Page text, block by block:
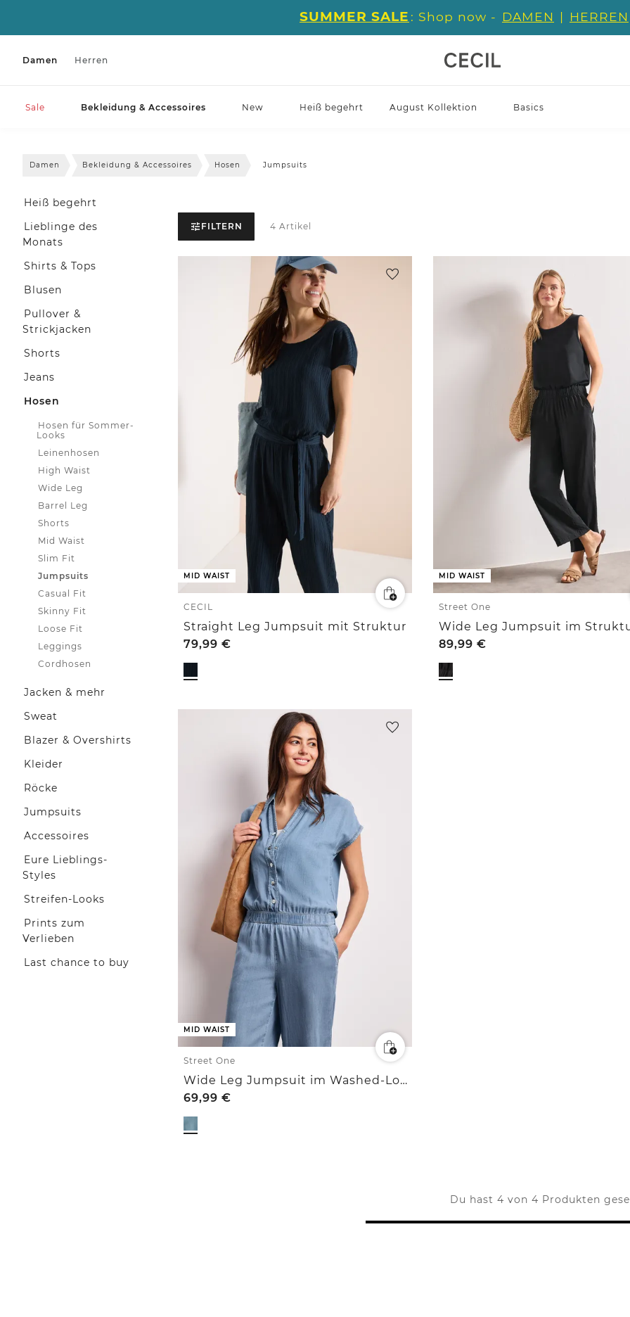
SUMMER SALE : Shop now - DAMEN | HERREN
Damen Herren
Sale Bekleidung & Accessoires New Heiß begehrt August Kollektion Basics
Damen Bekleidung & Accessoires Hosen Jumpsuits
Heiß begehrt
Lieblinge des
Monats
Shirts & Tops
Blusen
Pullover &
Strickjacken
Shorts
Jeans
Hosen
Hosen für Sommer-
Looks
Leinenhosen
High Waist
Wide Leg
Barrel Leg
Shorts
Mid Waist
Slim Fit
Jumpsuits
Casual Fit
Skinny Fit
Loose Fit
Leggings
Cordhosen
Jacken & mehr
Sweat
Blazer & Overshirts
Kleider
Röcke
Jumpsuits
Accessoires
Eure Lieblings-
Styles
Streifen-Looks
Prints zum
Verlieben
Last chance to buy
FILTERN 4 Artikel
MID WAIST
CECIL
Straight Leg Jumpsuit mit Struktur
79,99€
MID WAIST
Street One
Wide Leg Jumpsuit im
89,99€
MID WAIST
Street One
Wide Leg Jumpsuit im Washed-Look
69,99€
Du hast 4 von 4 Produkten